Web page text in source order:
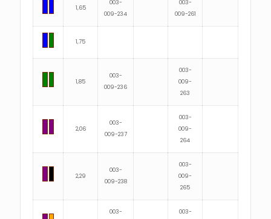
1,65
003-
009-234
003-
009-261
1,75
1,85
003-
009-236
003-
009-
263
2,06
003-
009-237
003-
009-
264
2,29
003-
009-238
003-
009-
265
003-
003-